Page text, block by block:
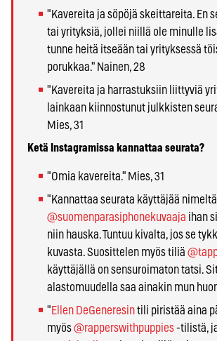
"Kavereita ja söpöjä skeittareita. En
tai yrityksiä, jollei niillä ole minulle
tunne heitä itseään tai yrityksessä
porukkaa." Nainen, 28
"Kavereita ja harrastuksiin liittyviä
lainkaan kiinnostunut julkkisten
Mies, 31
Ketä Instagramissa kannattaa seurata?
"Omia kavereita." Mies, 31
"Kannattaa seurata käyttäjää nimeltä
@suomenparasiphonekuvaaja ihan
niin hauska. Tuntuu kivalta, jos se
kuvasta. Suosittelen myös tiliä
käyttäjällä on sensuroimaton tatsi.
alastomuudella saa ainakin mun
"Ellen DeGeneresintili piristää aina
myös@rapperswithpuppies-tilistä,